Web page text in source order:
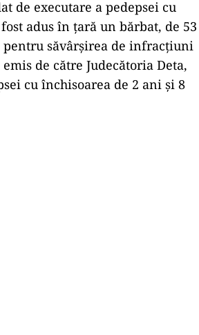
de executare a pedepsei cu
adus în ţară un bărbat, de 53
săvârşirea de infracţiuni
de către Judecătoria Deta,
cu închisoarea de 2 ani şi 8